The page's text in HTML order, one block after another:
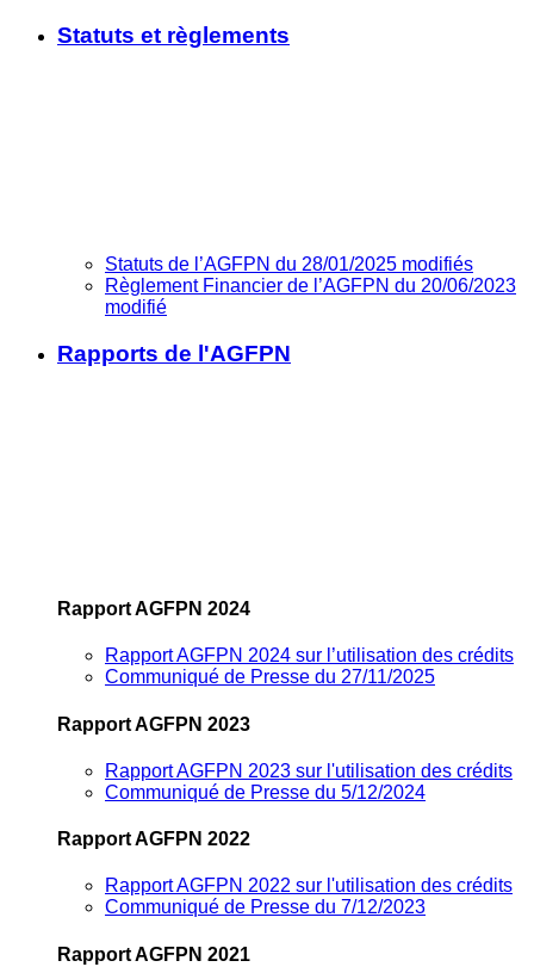
Statuts et règlements
Statuts de l’AGFPN du 28/01/2025 modifiés
Règlement Financier de l’AGFPN du 20/06/2023
modifié
Rapports de l'AGFPN
Rapport AGFPN 2024
Rapport AGFPN 2024 sur l’utilisation des crédits
Communiqué de Presse du 27/11/2025
Rapport AGFPN 2023
Rapport AGFPN 2023 sur l'utilisation des crédits
Communiqué de Presse du 5/12/2024
Rapport AGFPN 2022
Rapport AGFPN 2022 sur l'utilisation des crédits
Communiqué de Presse du 7/12/2023
Rapport AGFPN 2021